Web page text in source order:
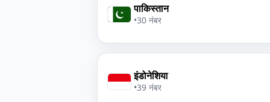
पाकिस्तान
•30 नंबर
इंडोनेशिया
•39 नंबर